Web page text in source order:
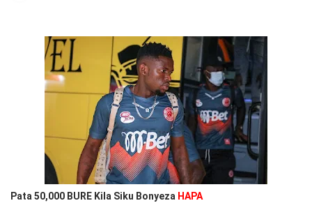
Pata 50,000 BURE Kila Siku Bonyeza HAPA